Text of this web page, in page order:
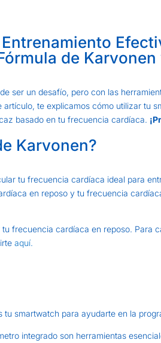
de
ser un desafío, pero con las
artículo, te explicamos cómo utilizar tu
basado en tu frecuencia cardíaca.
Karvonen?
tu frecuencia cardíaca ideal para
en reposo y tu frecuencia
frecuencia cardíaca en reposo. Para
aquí.
tu smartwatch para ayudarte en la
integrado son herramientas